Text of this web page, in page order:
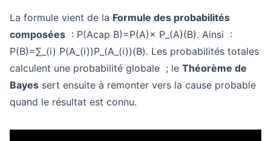
La formule vient de la Formule des probabilités
composées : P(Acap B)=P(A)× P_(A)(B). Ainsi :
P(B)=∑_(i) P(A_(i))P_(A_(i))(B). Les probabilités totales
calculent une probabilité globale ; le Théorème de
Bayes sert ensuite à remonter vers la cause probable
quand le résultat est connu.